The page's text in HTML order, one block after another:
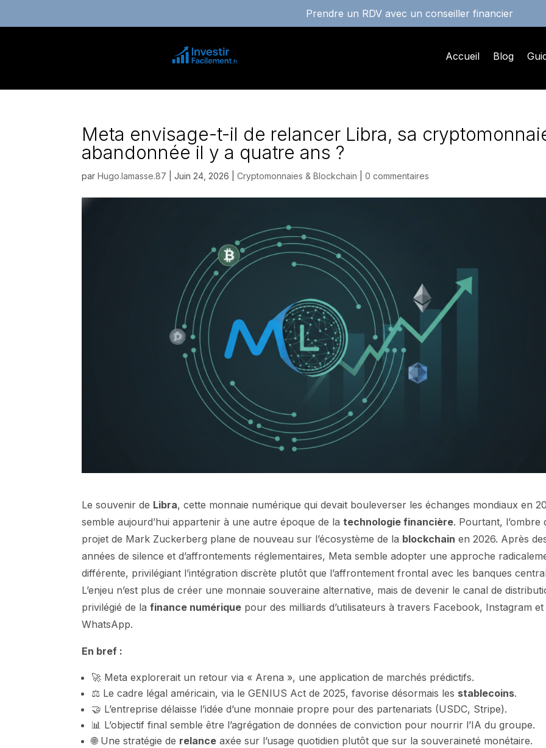
Prendre un RDV avec un conseiller financier
Accueil Blog
Meta envisage-t-il de relancer Libra, sa
abandonnée il y a quatre ans ?
parHugo.lamasse.87 |Juin 24, 2026 |Cryptomonnaies & Blockchain |0 commentaires
Le souvenir de Libra, cette monnaie numérique qui devait bouleverser les échanges mondiaux en
semble aujourd’hui appartenir à une autre époque de latechnologie financière. Pourtant, l’ombre
projet de Mark Zuckerberg plane de nouveau sur l’écosystème de la blockchain en 2026. Après
années de silence et d’affrontements réglementaires, Meta semble adopter une approche
différente, privilégiant l’intégration discrète plutôt que l’affrontement frontal avec les banques
L’enjeu n’est plus de créer une monnaie souveraine alternative, mais de devenir le canal de
privilégié de lafinance numérique pour des milliards d’utilisateurs à travers Facebook, Instagram et
WhatsApp.
En bref :
🚀 Meta explorerait un retour via « Arena », une application de marchés prédictifs.
⚖️ Le cadre légal américain, via le GENIUS Act de 2025, favorise désormais les stablecoins.
🤝 L’entreprise délaisse l’idée d’une monnaie propre pour des partenariats (USDC, Stripe).
📊 L’objectif final semble être l’agrégation de données de conviction pour nourrir l’IA du groupe.
🌐 Une stratégie de relance axée sur l’usage quotidien plutôt que sur la souveraineté monétaire.